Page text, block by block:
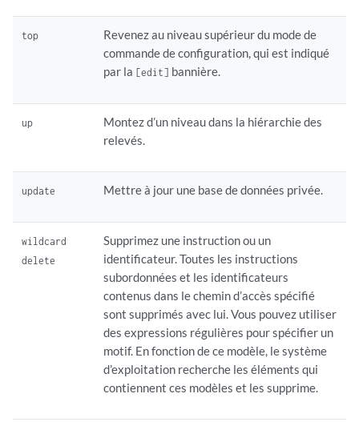
top
Revenez au niveau supérieur du mode de
commande de configuration, qui est indiqué
par la [edit] bannière.
up
Montez d’un niveau dans la hiérarchie des
relevés.
update Mettre à jour une base de données privée.
wildcard
delete
Supprimez une instruction ou un
identificateur. Toutes les instructions
subordonnées et les identificateurs
contenus dans le chemin d’accès spécifié
sont supprimés avec lui. Vous pouvez utiliser
des expressions régulières pour spécifier un
motif. En fonction de ce modèle, le système
d’exploitation recherche les éléments qui
contiennent ces modèles et les supprime.